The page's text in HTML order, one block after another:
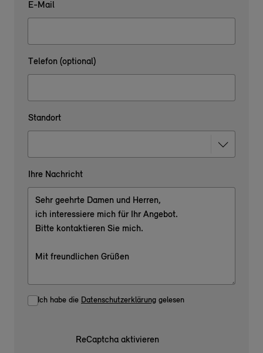
E-Mail
Telefon (optional)
Standort
Ihre Nachricht
Ich habe die Datenschutzerklärung gelesen
ReCaptcha aktivieren